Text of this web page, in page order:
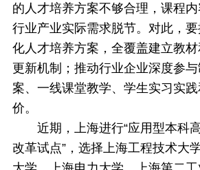
的人才培养方案不够合理，课程
行业产业实际需求脱节。对此，
化人才培养方案，全覆盖建立教
更新机制；推动行业企业深度参
案、一线课堂教学、学生实习实
价。
近期，上海进行“应用型本科
改革试点”，选择上海工程技术大